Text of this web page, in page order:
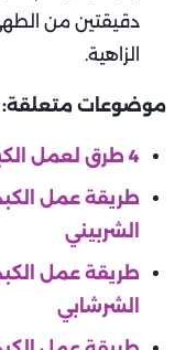
دقيقتين من
الزاهية.
موضوعات متعلقة:
4 طرق لعمل الكبدة الاسكندراني مثل الشيفات
طريقة عمل
الشربيني
طريقة عمل
الشرشابي